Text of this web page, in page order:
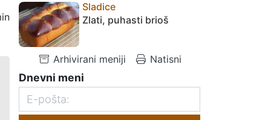
Sladice
Zlati, puhasti brioš
Arhivirani meniji Natisni
Dnevni meni